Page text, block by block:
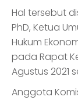
Hal tersebut
PhD, Ketua
Hukum
pada Rapat
Agustus 2021
Anggota